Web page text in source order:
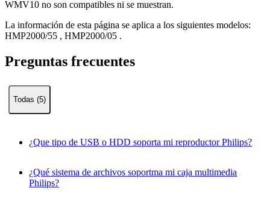
WMV10 no son compatibles ni se muestran.
La información de esta página se aplica a los siguientes modelos:
HMP2000/55 , HMP2000/05 .
Preguntas frecuentes
Todas (5)
¿Que tipo de USB o HDD soporta mi reproductor Philips?
¿Qué sistema de archivos soportma mi caja multimedia
Philips?